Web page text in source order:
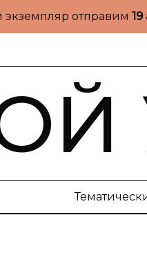
экземпляр отправим 19